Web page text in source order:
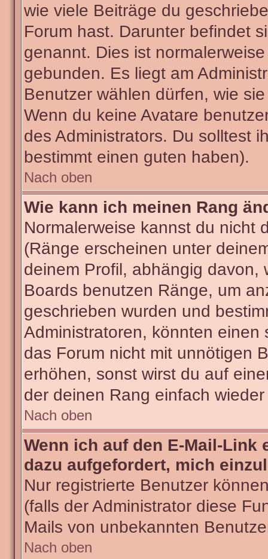
wie viele Beiträge du
Forum hast. Darunter befindet
genannt. Dies ist
gebunden. Es liegt am
Benutzer wählen dürfen, wie
Wenn du keine Avatare
des Administrators. Du solltest
bestimmt einen guten haben).
Nach oben
Wie kann ich meinen Rang
Normalerweise kannst du nicht
(Ränge erscheinen unter
deinem Profil, abhängig
Boards benutzen Ränge, um
geschrieben wurden und
Administratoren, könnten
das Forum nicht mit unnötigen
erhöhen, sonst wirst du auf
der deinen Rang einfach
Nach oben
Wenn ich auf den E-Mail-
dazu aufgefordert, mich
Nur registrierte Benutzer
(falls der Administrator diese
Mails von unbekannten
Nach oben